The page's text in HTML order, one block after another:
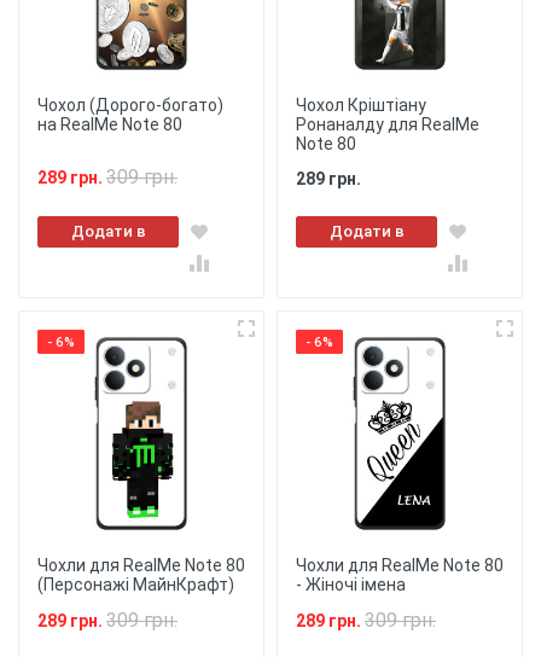
Чохол (Дорого-богато)
на RealMe Note 80
289 грн. 309 грн.
Додати в
кошик
Чохол Кріштіану
Ронаналду для RealMe
Note 80
289 грн.
Додати в
кошик
- 6%
Чохли для RealMe Note 80
(Персонажі МайнКрафт)
289 грн. 309 грн.
- 6%
Чохли для RealMe Note 80
- Жіночі імена
289 грн. 309 грн.